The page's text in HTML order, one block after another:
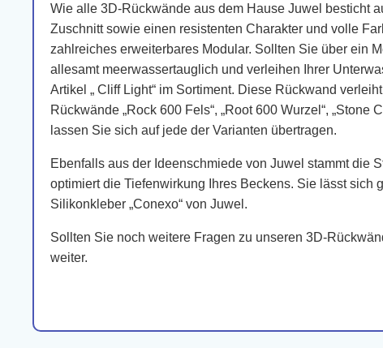
Wie alle 3D-Rückwände aus dem Hause Juwel besticht
Zuschnitt sowie einen resistenten Charakter und volle
zahlreiches erweiterbares Modular. Sollten Sie über ein
allesamt meerwassertauglich und verleihen Ihrer
Artikel „ Cliff Light“ im Sortiment. Diese Rückwand
Rückwände „Rock 600 Fels“, „Root 600 Wurzel“,
lassen Sie sich auf jede der Varianten übertragen.
Ebenfalls aus der Ideenschmiede von Juwel stammt die
optimiert die Tiefenwirkung Ihres Beckens. Sie lässt
Silikonkleber „Conexo“ von Juwel.
Sollten Sie noch weitere Fragen zu unseren 3D-
weiter.